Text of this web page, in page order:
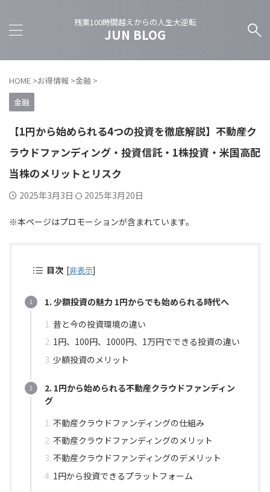
残業100時間越えからの人生大逆転
JUN BLOG
HOME >お得情報 >金融 >
金融
【1円から始められる4つの投資を徹底解説】不動産ク
ラウドファンディング・投資信託・1株投資・米国高配
当株のメリットとリスク
2025年3月3日 2025年3月20日
※本ページはプロモーションが含まれています。
目次 [非表示]
1. 少額投資の魅力 1円からでも始められる時代へ
昔と今の投資環境の違い
1円、100円、1000円、1万円でできる投資の違い
少額投資のメリット
2. 1円から始められる不動産クラウドファンディン
グ
不動産クラウドファンディングの仕組み
不動産クラウドファンディングのメリット
不動産クラウドファンディングのデメリット
1円から投資できるプラットフォーム